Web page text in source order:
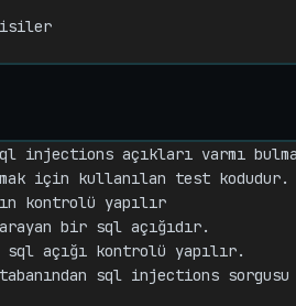
injections açıkları varmı
için kullanılan test kodudur.
kontrolü yapılır
bir sql açığıdır.
sql açığı kontrolü yapılır.
sql injections sorgusu